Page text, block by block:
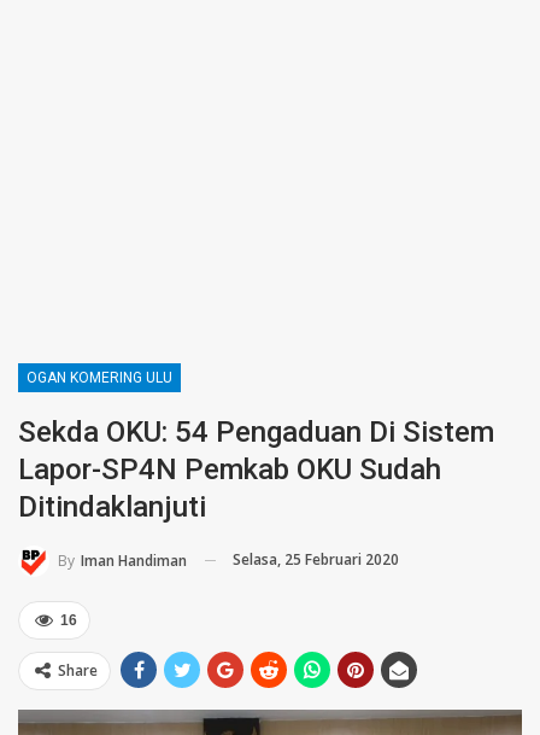
OGAN KOMERING ULU
Sekda OKU: 54 Pengaduan Di Sistem
Lapor-SP4N Pemkab OKU Sudah
Ditindaklanjuti
By Iman Handiman Selasa, 25 Februari 2020
16
Share